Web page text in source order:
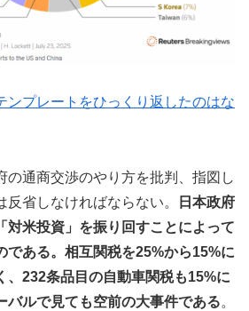
ンプレートをひっくり返したのはな
の通商交渉のやり方を批判、指図し
省しなければならない。
日本政府
対米投資」を振り回すことによって
である。相互関税を25%から15%に
、232条品目の自動車関税も15%に
バルで見ても空前の大事件である。